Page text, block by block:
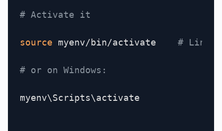
# Activate it
source myenv/bin/activate # Linux/
# or on Windows:
myenv\Scripts\activate